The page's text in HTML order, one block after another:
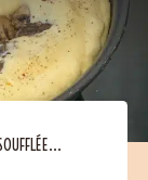
riches en
Bien sûr, se